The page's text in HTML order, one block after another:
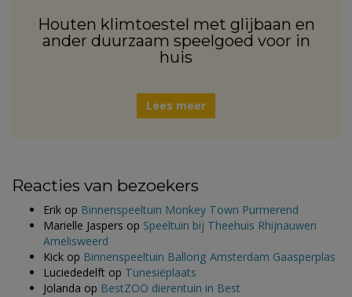
Houten klimtoestel met glijbaan en
ander duurzaam speelgoed voor in
huis
Lees meer
Reacties van bezoekers
Erik op Binnenspeeltuin Monkey Town Purmerend
Marielle Jaspers op Speeltuin bij Theehuis Rhijnauwen
Amelisweerd
Kick op Binnenspeeltuin Ballorig Amsterdam Gaasperplas
Luciededelft op Tunesiëplaats
Jolanda op BestZOO dierentuin in Best